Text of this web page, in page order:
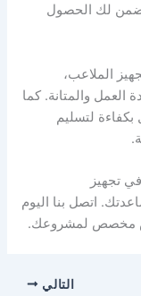
نضمن لك الحصول
الملاعب،
العمل والمتانة. كما
لتسليم
تجهيز
اتصل بنا اليوم
مخصص لمشروعك.
التالي